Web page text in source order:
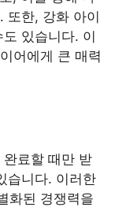
또한, 강화 아이
있습니다. 이
어에게 큰 매력
료할 때만 받
습니다. 이러한
화된 경쟁력을